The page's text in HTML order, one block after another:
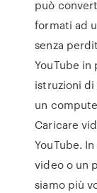
può
formati ad
senza
YouTube in
istruzioni
un
Caricare
YouTube.
video o un
siamo più